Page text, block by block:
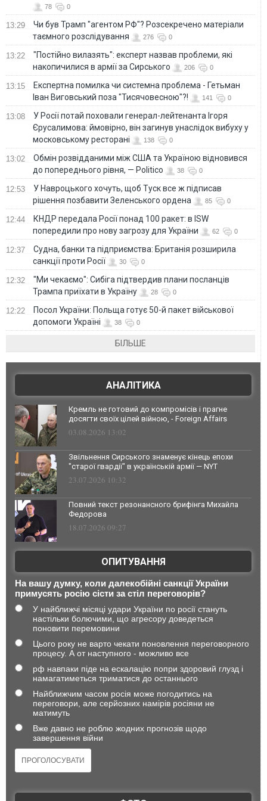
78 0
13:29
Чи був Трамп "агентом РФ"? Розсекречено матеріали
таємного розслідування
276 0
13:22
"Постійно вилазять": експерт назвав проблеми, які
накопичилися в армії за Сирського
206 0
13:15
Eкспертна помилка чи системна проблема - Гетьман
Іван Виговський поза "Тисячовесною"?!
141 0
13:08
У Росії потай поховали генерал-лейтенанта Ігоря
Єрусалимова: ймовірно, він загинув унаслідок вибуху у
московському ресторані
138 0
13:02
Обмін розвідданими між США та Україною відновився
до попереднього рівня, — Politico
38 0
12:53
У Навроцького хочуть, щоб Туск все ж підписав
рішення позбавити Зеленського ордена
85 0
12:44
КНДР передала Росії понад 100 ракет: в ISW
попередили про нову загрозу для України
62 0
12:37
Судна, банки та підприємства: Британія розширила
санкції проти Росії
30 0
12:32
"Ми чекаємо": Сибіга підтвердив плани посланців
Трампа приїхати в Україну
28 0
12:22
Посол України: Польща готує 50-й пакет військової
допомоги Україні
38 0
БІЛЬШЕ
АНАЛІТИКА
Кремль не готовий до компромісів і прагне
досягти своїх цілей війною, - Foreign Affairs
03.08.2026 13:02
Звільнення Сирського знаменує кінець епохи
"старої гвардії" в українській армії — NYT
23.07.2026 10:32
Повний текст резонансного брифінга Михайла
Федорова
18.07.2026 09:27
ОПИТУВАННЯ
На вашу думку, коли далекобійні санкції України
примусять росію сісти за стіл переговорів?
У найближчі місяці удари України по росії стануть
настільки болючими, що агресору доведеться
поновити перемовини
Цього року не варто чекати поновлення переговорного
процесу. А от наступного - можливо все
рф навпаки піде на ескалацію попри здоровий глузд і
намагатиметься триматися до останнього
Найближчим часом росія може погодитись на
переговори, але серйозних намірів росіяни не
матимуть
Вже давно не роблю жодних прогнозів щодо
завершення війни